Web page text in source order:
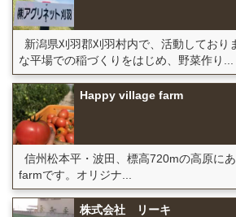
新潟県刈羽郡刈羽村内で、活動しており
な平場での稲づくりをはじめ、野菜作り...
Happy village farm
信州松本平・波田、標高720mの高原に
farmです。オリジナ...
株式会社 リーキ